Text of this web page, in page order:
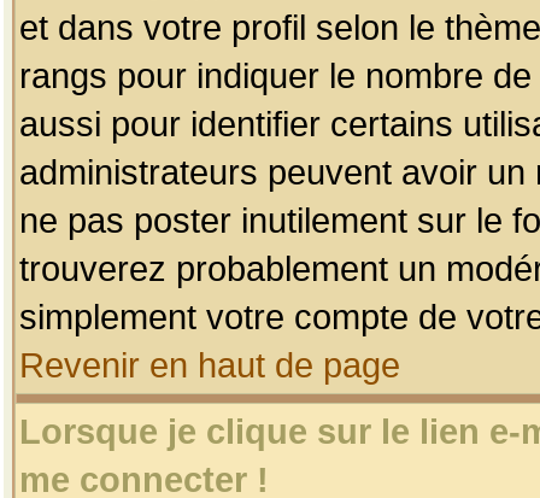
et dans votre profil selon le
rangs pour indiquer le nombre
aussi pour identifier certains
administrateurs peuvent avoir
ne pas poster inutilement sur le
trouverez probablement un
simplement votre compte de
Revenir en haut de page
Lorsque je clique sur le lien
me connecter !